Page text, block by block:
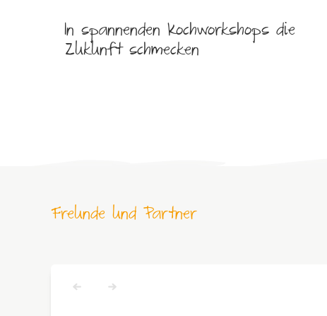
In spannenden Kochworkshops die
Zukunft schmecken
Freunde und Partner